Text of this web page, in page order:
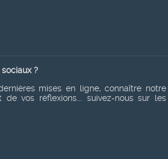
?
mises en ligne, connaître notre
vos réflexions... suivez-nous sur les